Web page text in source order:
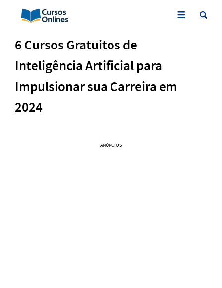
6 Cursos Gratuitos de
Inteligência Artificial para
Impulsionar sua Carreira em
2024
ANÚNCIOS